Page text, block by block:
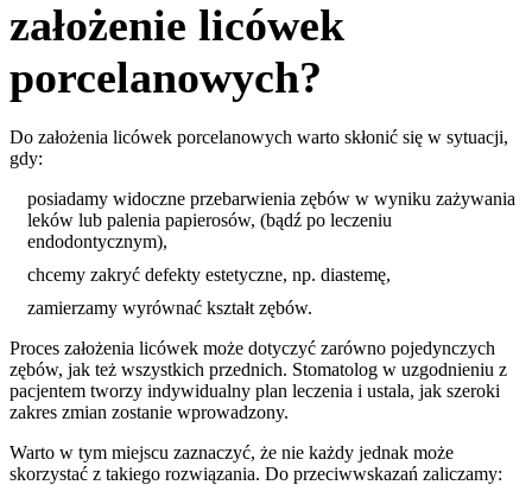
założenie licówek
porcelanowych?
Do założenia licówek porcelanowych warto skłonić się w sytuacji,
gdy:
posiadamy widoczne przebarwienia zębów w wyniku zażywania
leków lub palenia papierosów, (bądź po leczeniu
endodontycznym),
chcemy zakryć defekty estetyczne, np. diastemę,
zamierzamy wyrównać kształt zębów.
Proces założenia licówek może dotyczyć zarówno pojedynczych
zębów, jak też wszystkich przednich. Stomatolog w uzgodnieniu z
pacjentem tworzy indywidualny plan leczenia i ustala, jak szeroki
zakres zmian zostanie wprowadzony.
Warto w tym miejscu zaznaczyć, że nie każdy jednak może
skorzystać z takiego rozwiązania. Do przeciwwskazań zaliczamy: